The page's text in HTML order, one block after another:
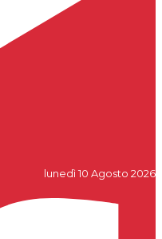
lunedì 10 Agosto 2026